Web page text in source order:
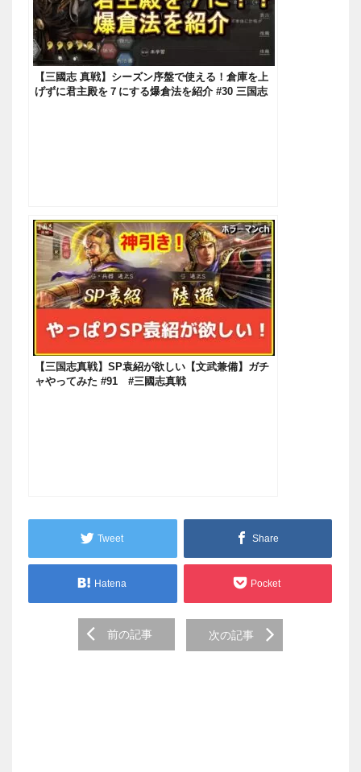
【三國志 真戦】シーズン序盤で使える！倉庫を上
げずに君主殿を７にする爆倉法を紹介 #30 三国志
【三国志真戦】SP袁紹が欲しい【文武兼備】ガチ
ャやってみた #91 #三國志真戦
Tweet Share
Hatena Pocket
navigation
前の記事 次の記事